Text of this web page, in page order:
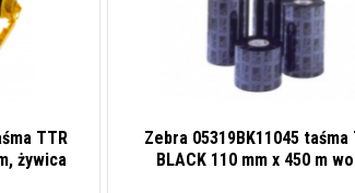
TTR
żywica
Zebra 05319BK11045 taśma
BLACK 110 mm x 450 m